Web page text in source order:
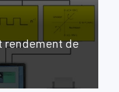
rendement de